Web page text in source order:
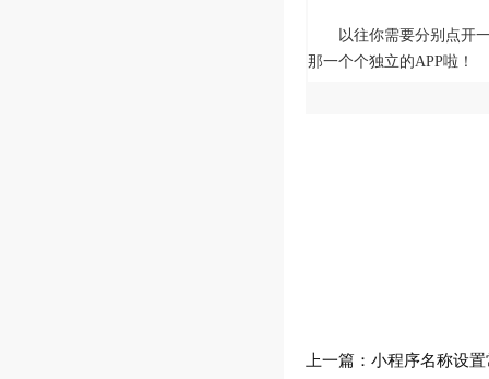
以往你需要分别点开一
那一个个独立的APP啦！
上一篇： 小程序名称设